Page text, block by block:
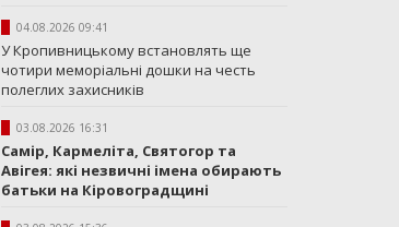
04.08.2026 09:41
У Кропивницькому встановлять ще
чотири меморіальні дошки на честь
полеглих захисників
03.08.2026 16:31
Самір, Кармеліта, Святогор та
Авігея: які незвичні імена обирають
батьки на Кіровоградщині